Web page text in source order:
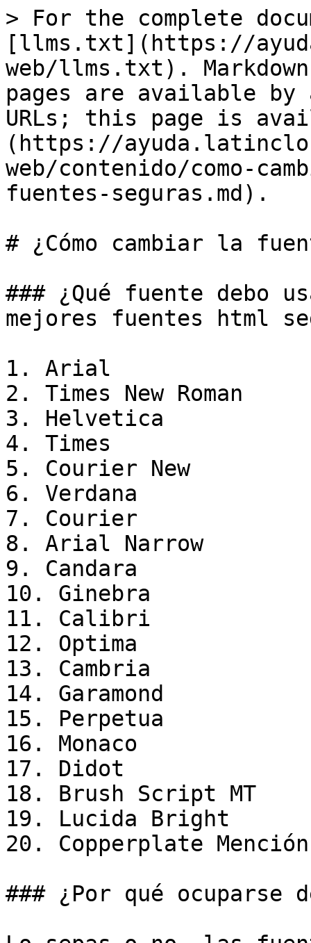
> For the complete
[llms.txt](https://
web/llms.txt).
pages are available by
URLs; this page is
(https://
web/contenido/como-
fuentes-seguras.md).
# ¿Cómo cambiar la
### ¿Qué fuente debo
mejores fuentes html
1. Arial
2. Times New Roman
3. Helvetica
4. Times
5. Courier New
6. Verdana
7. Courier
8. Arial Narrow
9. Candara
10. Ginebra
11. Calibri
12. Optima
13. Cambria
14. Garamond
15. Perpetua
16. Monaco
17. Didot
18. Brush Script MT
19. Lucida Bright
20. Copperplate
### ¿Por qué ocuparse